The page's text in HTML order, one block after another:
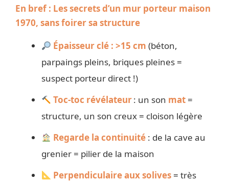
En bref : Les secrets d’un mur porteur maison
1970, sans foirer sa structure
Épaisseur clé : >15 cm (béton,
parpaings pleins, briques pleines =
suspect porteur direct !)
Toc-toc révélateur: un son mat =
structure, un son creux = cloison légère
Regarde la continuité : de la cave au
grenier = pilier de la maison
Perpendiculaire aux solives = très